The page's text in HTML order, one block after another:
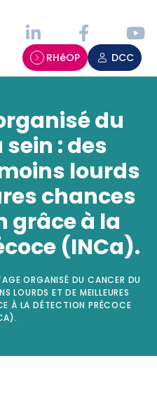
RHéOP DCC
du
: des
lourds
chances
grâce à la
(INCa).
ORGANISÉ DU CANCER DU
LOURDS ET DE MEILLEURES
À LA DÉTECTION PRÉCOCE